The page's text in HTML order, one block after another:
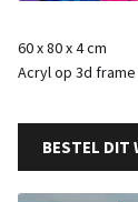
60 x 80 x 4 cm
Acryl op 3d frame
BESTEL DIT